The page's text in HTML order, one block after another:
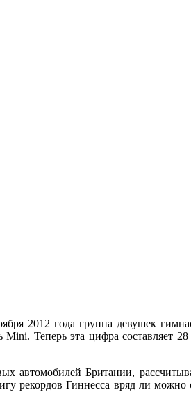
2012 года группа девушек
Теперь эта цифра составляет
автомобилей Британии,
рекордов Гиннесса вряд ли можно